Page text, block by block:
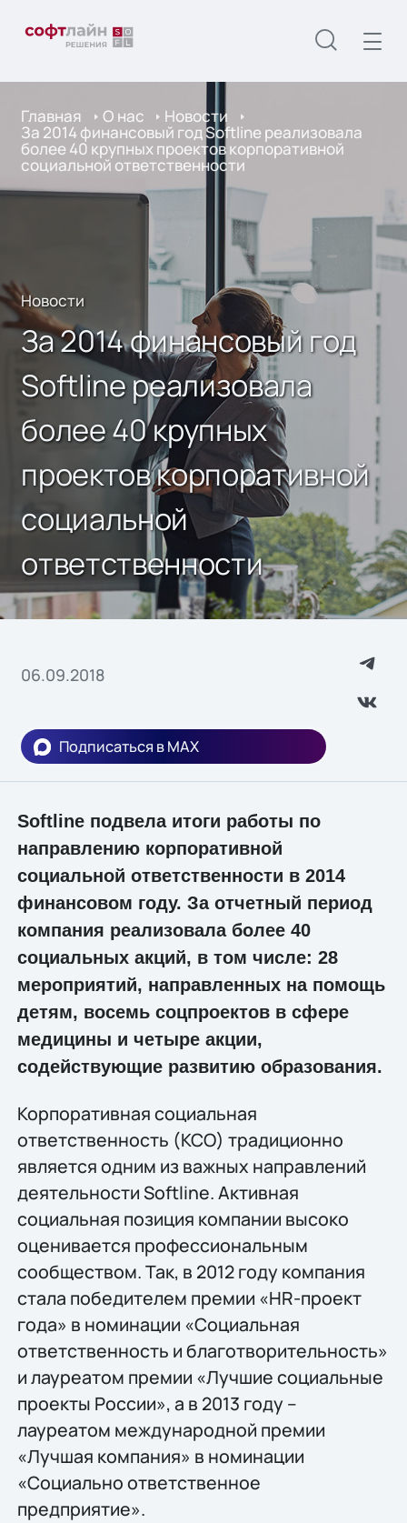
Главная О нас Новости
За 2014 финансовый год Softline реализовала
более 40 крупных проектов корпоративной
социальной ответственности
Новости
За 2014 финансовый год
Softline реализовала
более 40 крупных
проектов корпоративной
социальной
ответственности
06.09.2018
Подписаться в MAX
Softline подвела итоги работы по
направлению корпоративной
социальной ответственности в 2014
финансовом году. За отчетный период
компания реализовала более 40
социальных акций, в том числе: 28
мероприятий, направленных на помощь
детям, восемь соцпроектов в сфере
медицины и четыре акции,
содействующие развитию образования.
Корпоративная социальная
ответственность (КСО) традиционно
является одним из важных направлений
деятельности Softline. Активная
социальная позиция компании высоко
оценивается профессиональным
сообществом. Так, в 2012 году компания
стала победителем премии «HR-проект
года» в номинации «Социальная
ответственность и благотворительность»
и лауреатом премии «Лучшие социальные
проекты России», а в 2013 году –
лауреатом международной премии
«Лучшая компания» в номинации
«Социально ответственное
предприятие».